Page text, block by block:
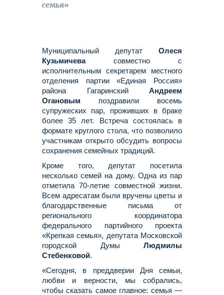
семья»
Муниципальный депутат Олеся
Кузьмичева совместно с
исполнительным секретарем местного
отделения партии «Единая Россия»
района Гагаринский Андреем
Огановым поздравили восемь
супружеских пар, проживших в браке
более 35 лет. Встреча состоялась в
формате круглого стола, что позволило
участникам открыто обсудить вопросы
сохранения семейных традиций.
Кроме того, депутат посетила
несколько семей на дому. Одна из пар
отметила 70-летие совместной жизни.
Всем адресатам были вручены цветы и
благодарственные письма от
регионального координатора
федерального партийного проекта
«Крепкая семья», депутата Московской
городской Думы Людмилы
Стебенковой.
«Сегодня, в преддверии Дня семьи,
любви и верности, мы собрались,
чтобы сказать самое главное: семья —